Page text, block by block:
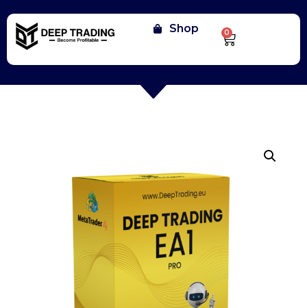
Shop 0